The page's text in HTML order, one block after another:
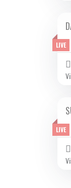
LIVE
LIVE